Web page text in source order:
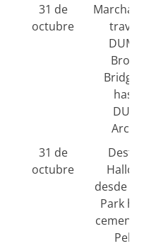
31 de
octubre
Marcha
Bridge
31 de
octubre
desde
Park